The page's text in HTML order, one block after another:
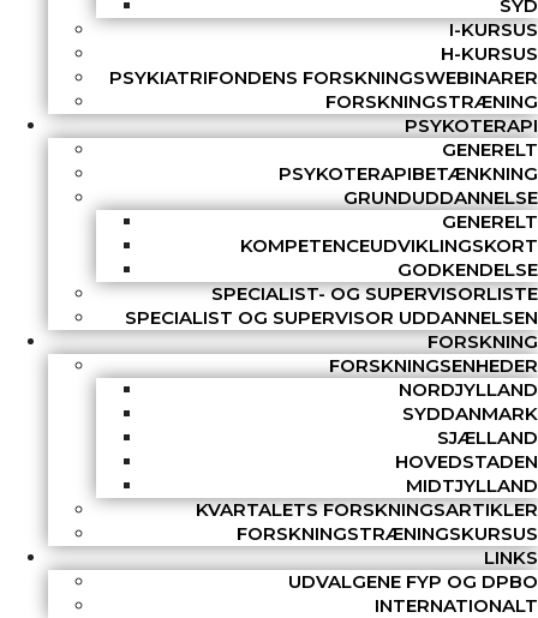
SYD
I-KURSUS
H-KURSUS
PSYKIATRIFONDENS FORSKNINGSWEBINARER
FORSKNINGSTRÆNING
PSYKOTERAPI
GENERELT
PSYKOTERAPIBETÆNKNING
GRUNDUDDANNELSE
GENERELT
KOMPETENCEUDVIKLINGSKORT
GODKENDELSE
SPECIALIST- OG SUPERVISORLISTE
SPECIALIST OG SUPERVISOR UDDANNELSEN
FORSKNING
FORSKNINGSENHEDER
NORDJYLLAND
SYDDANMARK
SJÆLLAND
HOVEDSTADEN
MIDTJYLLAND
KVARTALETS FORSKNINGSARTIKLER
FORSKNINGSTRÆNINGSKURSUS
LINKS
UDVALGENE FYP OG DPBO
INTERNATIONALT